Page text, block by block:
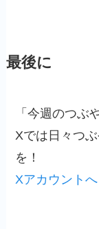
最後に
「今週のつぶ
Xでは日々つ
を！
Xアカウントへ